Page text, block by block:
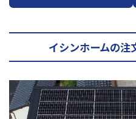
イシンホームの注